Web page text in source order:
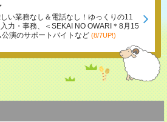
しい業務なし＆電話なし！ゆっくりの11
力・事務、＜SEKAI NO OWARI＊8月15
演のサポートバイトなど (8/7UP!)